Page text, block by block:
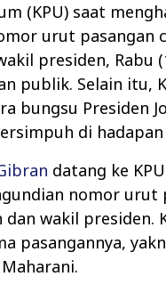
(KPU) saat
urut pasangan
presiden, Rabu
publik. Selain itu,
bungsu Presiden
di
datang ke
nomor urut
wakil presiden.
pasangannya,